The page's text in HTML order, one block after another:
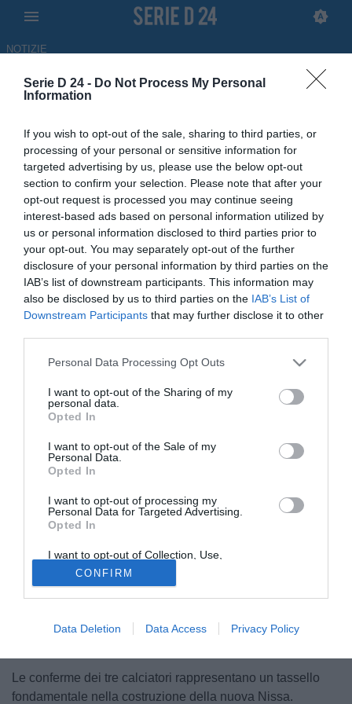
Serie D 24 - Do Not Process My Personal
Information
If you wish to opt-out of the sale, sharing to third parties, or
processing of your personal or sensitive information for
targeted advertising by us, please use the below opt-out
section to confirm your selection. Please note that after your
opt-out request is processed you may continue seeing
interest-based ads based on personal information utilized by
us or personal information disclosed to third parties prior to
your opt-out. You may separately opt-out of the further
disclosure of your personal information by third parties on the
IAB’s list of downstream participants. This information may
also be disclosed by us to third parties on the IAB’s List of
Downstream Participants that may further disclose it to other
Personal Data Processing Opt Outs
I want to opt-out of the Sharing of my
personal data.
Opted In
I want to opt-out of the Sale of my
Personal Data.
Opted In
I want to opt-out of processing my
Personal Data for Targeted Advertising.
Opted In
I want to opt-out of Collection, Use,
Retention, Sale, and/or Sharing of my
Personal Data that Is Unrelated with the
Purposes for which it was collected.
Opted Out
CONFIRM
Data Deletion Data Access Privacy Policy
NOTIZIE
Nissa, si riparte dai
protagonisti: ufficiali le
conferme di Terranova,
Rapisarda e Cusumano
31.05.2026 09:28 di Tommaso Cagno
Il club biancoscudato blinda tre pedine fondamentali della scorsa
stagione: continuità, esperienza e qualità in vista del campionato
2026-2027
Nissariparte dalle sue certezze. Dopo aver gettato le
basi per la nuova stagione, il club biancoscudato ha
ufficializzato le prime importanti riconferme in vista del
campionato 2026-2027, blindando tre dei protagonisti
dell'ultima annata:Francesco Rapisarda, Francesco
volontà della società di dare continuità al progetto tecnico
Le conferme dei tre calciatori rappresentano un tassello
fondamentale nella costruzione della nuova Nissa.